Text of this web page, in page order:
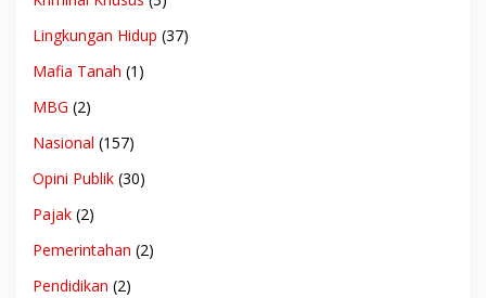
Lingkungan Hidup (37)
Mafia Tanah (1)
MBG (2)
Nasional (157)
Opini Publik (30)
Pajak (2)
Pemerintahan (2)
Pendidikan (2)